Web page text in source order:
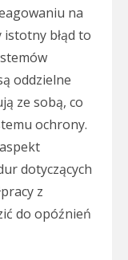
na
błąd to
oddzielne
ze sobą, co
ochrony.
dotyczących
z
do opóźnień